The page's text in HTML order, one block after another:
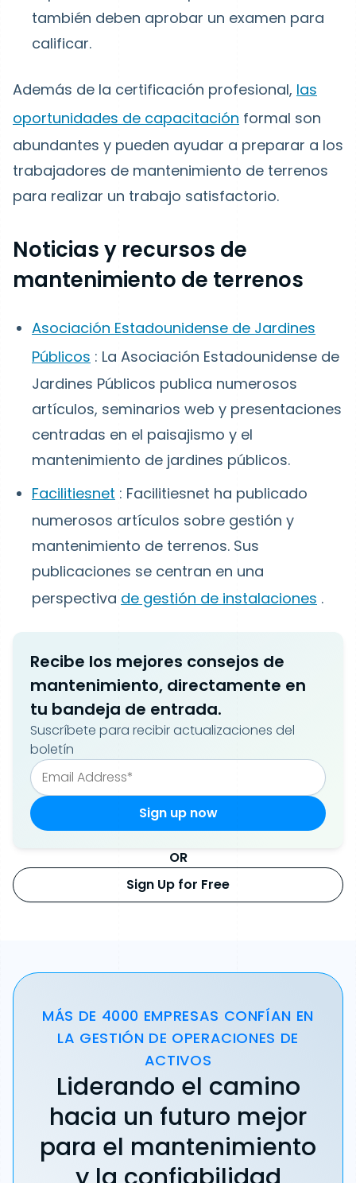
también deben aprobar un examen para
calificar.
Además de la certificación profesional, las
oportunidades de capacitación formal son
abundantes y pueden ayudar a preparar a los
trabajadores de mantenimiento de terrenos
para realizar un trabajo satisfactorio.
Noticias y recursos de
mantenimiento de terrenos
Asociación Estadounidense de Jardines
Públicos : La Asociación Estadounidense de
Jardines Públicos publica numerosos
artículos, seminarios web y presentaciones
centradas en el paisajismo y el
mantenimiento de jardines públicos.
Facilitiesnet : Facilitiesnet ha publicado
numerosos artículos sobre gestión y
mantenimiento de terrenos. Sus
publicaciones se centran en una
perspectiva de gestión de instalaciones .
Recibe los mejores consejos de
mantenimiento, directamente en
tu bandeja de entrada.
Suscríbete para recibir actualizaciones del
boletín
OR
Sign Up for Free
MÁS DE 4000 EMPRESAS CONFÍAN EN
LA GESTIÓN DE OPERACIONES DE
ACTIVOS
Liderando el camino
hacia un futuro mejor
para el mantenimiento